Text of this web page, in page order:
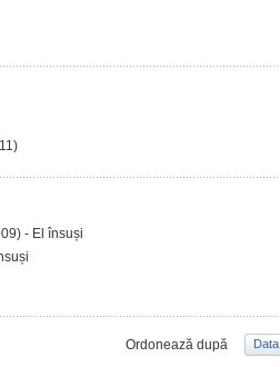
- El însuși
Ordonează după Data